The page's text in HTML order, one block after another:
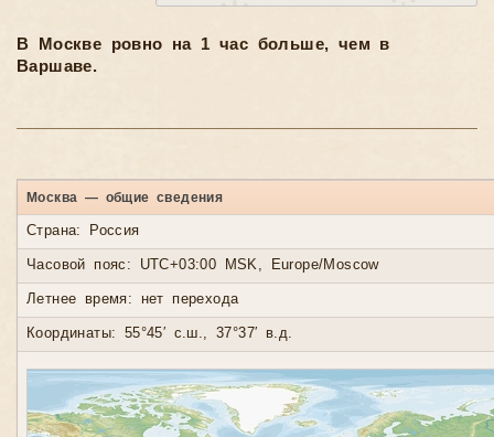
В Москве ровно на 1 час больше, чем в
Варшаве.
Москва — общие сведения
Страна: Россия
Часовой пояс: UTC+03:00 MSK, Europe/Moscow
Летнее время: нет перехода
Координаты: 55°45′ с.ш., 37°37′ в.д.